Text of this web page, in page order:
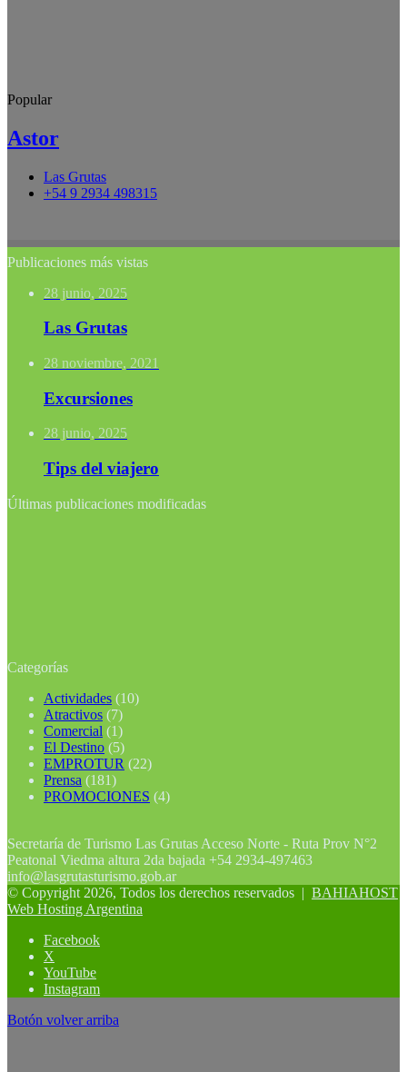
Popular
Astor
Las Grutas
+54 9 2934 498315
Publicaciones más vistas
28 junio, 2025
Las Grutas
28 noviembre, 2021
Excursiones
28 junio, 2025
Tips del viajero
Últimas publicaciones modificadas
Categorías
Actividades (10)
Atractivos (7)
Comercial (1)
El Destino (5)
EMPROTUR (22)
Prensa (181)
PROMOCIONES (4)
Secretaría de Turismo Las Grutas Acceso Norte - Ruta Prov N°2
Peatonal Viedma altura 2da bajada +54 2934-497463
info@lasgrutasturismo.gob.ar
© Copyright 2026, Todos los derechos reservados | BAHIAHOST
Web Hosting Argentina
Facebook
X
YouTube
Instagram
Botón volver arriba